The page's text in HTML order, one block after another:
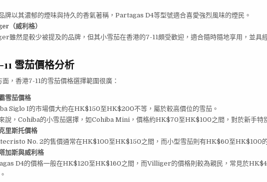
牌以其濃郁的煙味與持久的香氣著稱，Partagas D4等型號適合喜愛強烈風味的煙民。
（威利格）
雖然是較少被提及的品牌，但其小雪茄在香港的7-11頗受歡迎，適合隨時隨地享用，並具
雪茄價格分析
面，香港7-11的雪茄價格選擇範圍很廣：
雪茄價格
Siglo I的市場價大約在HK$150至HK$200不等，屬於較高價位的雪茄。
說，Cohiba的小雪茄選擇，如Cohiba Mini，價格約HK$70至HK$100之間，對於新手特
里斯托價格
No. 2的售價通常在HK$100至HK$150之間，而小型雪茄則有HK$60至HK$100的
加斯與威利格
D4的價格一般在HK$120至HK$160之間，而Villiger的價格則較為親民，常見於